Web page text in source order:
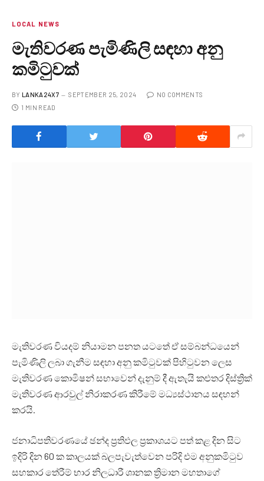
LOCAL NEWS
මැතිවරණ පැමිණිලි සඳහා අනු
කමිටුවක්
BY LANKA24X7 SEPTEMBER 25, 2024
NO COMMENTS
1 MIN READ
මැතිවරණ වියදම් නියාමන පනත යටතේ ඒ සම්බන්ධයෙන්
පැමිණිලි ලබා ගැනීම සඳහා අනු කමිටුවක් පිහිටුවන ලෙස
මැතිවරණ කොමිෂන් සභාවෙන් දැනුම් දී ඇතැයි කළුතර දිස්ත්‍රික්
මැතිවරණ ආරවුල් නිරාකරණ කිරීමේ මධ්‍යස්ථානය සඳහන්
කරයි.
ජනාධිපතිවරණයේ ඡන්ද ප්‍රතිඵල ප්‍රකාශයට පත් කළ දින සිට
ඉදිරි දින 60 ක කාලයක් බලපැවැත්වෙන පරිදි එම අනුකමිටුව
සහකාර තේරීම් භාර නිලධාරී ශානක ත්‍රිමාන මහතාගේ